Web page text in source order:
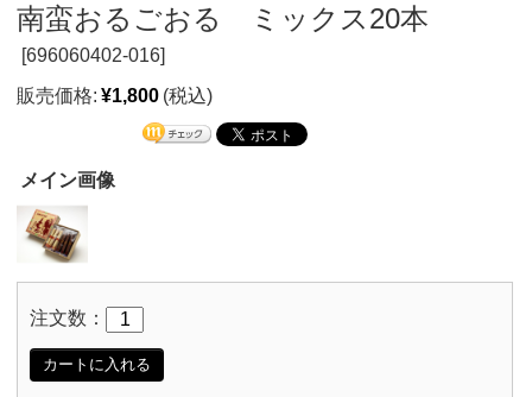
南蛮おるごおる ミックス20本
[696060402-016]
販売価格: ¥1,800 (税込)
メイン画像
注文数：
カートに入れる